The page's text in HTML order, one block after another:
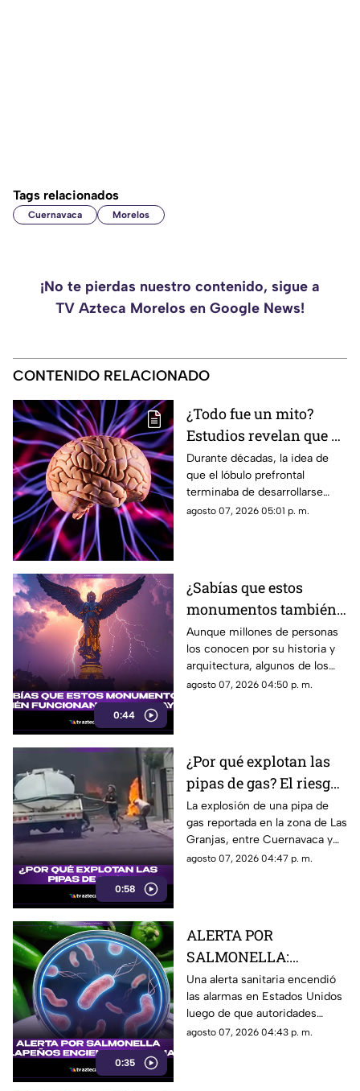
Tags relacionados
Cuernavaca Morelos
¡No te pierdas nuestro contenido, sigue a
TV Azteca Morelos en Google News!
CONTENIDO RELACIONADO
¿Todo fue un mito?
Estudios revelan que el
lóbulo prefrontal sigue
desarrollándose
después de los 25 años
Durante décadas, la idea de
que el lóbulo prefrontal
terminaba de desarrollarse
hasta los 25 se extendió en la
agosto 07, 2026 05:01 p. m.
0:44
¿Sabías que estos
monumentos también
funcionan como
pararrayos?
Aunque millones de personas
los conocen por su historia y
arquitectura, algunos de los
monumentos más famosos del
agosto 07, 2026 04:50 p. m.
0:58
¿Por qué explotan las
pipas de gas? El riesgo
detrás de estos
vehículos
La explosión de una pipa de
gas reportada en la zona de Las
Granjas, entre Cuernavaca y
Jiutepec, vuelve a poner sobre
agosto 07, 2026 04:47 p. m.
0:35
ALERTA POR
SALMONELLA:
JALAPEÑOS
ENCIENDEN LAS
ALARMAS
Una alerta sanitaria encendió
las alarmas en Estados Unidos
luego de que autoridades
investigaran un brote de
agosto 07, 2026 04:43 p. m.